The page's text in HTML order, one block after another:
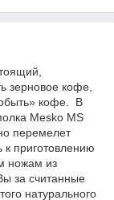
зерновое кофе,
кофе. В
Mesko MS
перемелет
к приготовлению
ножам из
за считанные
натурального